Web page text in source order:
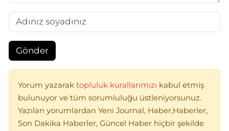
Gönder
Yorum yazarak topluluk kurallarımızı kabul etmiş
bulunuyor ve tüm sorumluluğu üstleniyorsunuz.
Yazılan yorumlardan Yeni Journal, Haber,Haberler,
Son Dakika Haberler, Güncel Haber hiçbir şekilde